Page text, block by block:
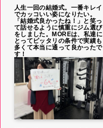
人生一回の結婚式。一番キレイ
でカッコいい姿になりたい。
「結婚式良かったね！」と笑っ
て話せるように慎重にジム選び
をしました。MOREは、私達に
とってピッタリの条件で実績も
多くて本当に通って良かったで
す！